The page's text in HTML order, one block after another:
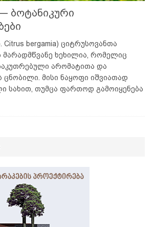
ბოტანიკური
bergamia) ციტრუსოვანთა
მარადმწვანე ხეხილია, რომელიც
არომატითა და
მისი ნაყოფი იშვიათად
სახით, თუმცა ფართოდ გამოიყენება